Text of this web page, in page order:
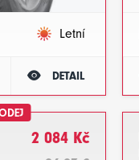
Letní
DETAIL
2 084 Kč